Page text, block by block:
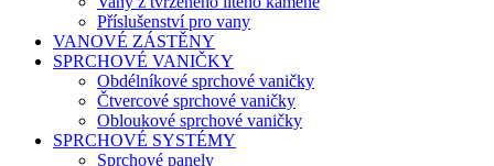
Příslušenství pro vany
VANOVÉ ZÁSTĚNY
SPRCHOVÉ VANIČKY
Obdélníkové sprchové vaničky
Čtvercové sprchové vaničky
Obloukové sprchové vaničky
SPRCHOVÉ SYSTÉMY
Sprchové panely